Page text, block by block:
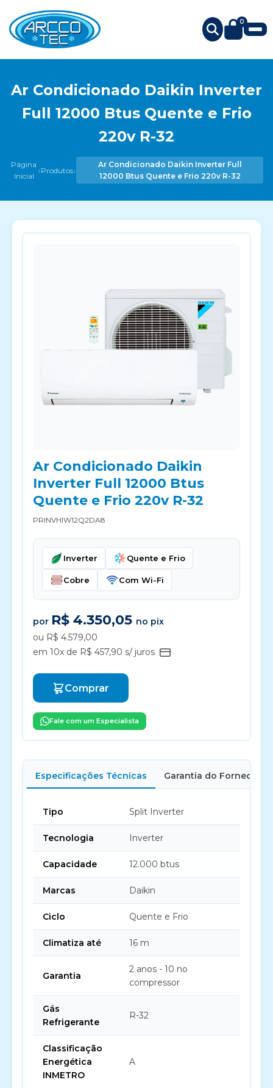
0
Ar Condicionado Daikin Inverter
Full 12000 Btus Quente e Frio
220v R-32
Página
Inicial ›Produtos›
Ar Condicionado Daikin Inverter Full
12000 Btus Quente e Frio 220v R-32
Ar Condicionado Daikin
Inverter Full 12000 Btus
Quente e Frio 220v R-32
PRINVHIW12Q2DA8
Inverter Quente e Frio
Cobre Com Wi-Fi
por R$ 4.350,05 no pix
ou R$ 4.579,00
em 10x de R$ 457,90 s/ juros
Comprar
Fale com um Especialista
Especificações Técnicas Garantia do Fornecedor
Tipo Split Inverter
Tecnologia Inverter
Capacidade 12.000 btus
Marcas Daikin
Ciclo Quente e Frio
Climatiza até 16 m
Garantia
2 anos - 10 no
compressor
Gás
Refrigerante
R-32
Classificação
Energética
INMETRO
A